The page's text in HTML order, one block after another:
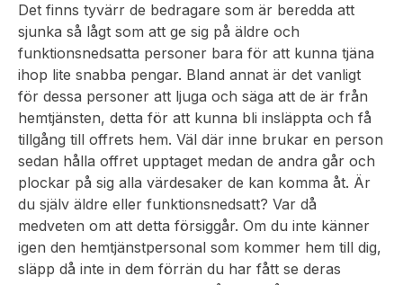
Det finns tyvärr de bedragare som är beredda att
sjunka så lågt som att ge sig på äldre och
funktionsnedsatta personer bara för att kunna tjäna
ihop lite snabba pengar. Bland annat är det vanligt
för dessa personer att ljuga och säga att de är från
hemtjänsten, detta för att kunna bli insläppta och få
tillgång till offrets hem. Väl där inne brukar en person
sedan hålla offret upptaget medan de andra går och
plockar på sig alla värdesaker de kan komma åt. Är
du själv äldre eller funktionsnedsatt? Var då
medveten om att detta försiggår. Om du inte känner
igen den hemtjänstpersonal som kommer hem till dig,
släpp då inte in dem förrän du har fått se deras